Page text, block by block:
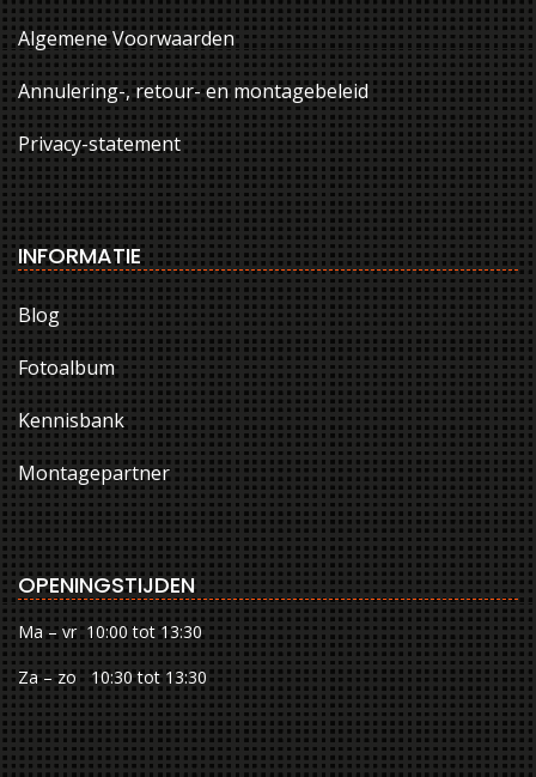
Algemene Voorwaarden
Annulering-, retour- en montagebeleid
Privacy-statement
INFORMATIE
Blog
Fotoalbum
Kennisbank
Montagepartner
OPENINGSTIJDEN
Ma – vr 10:00 tot 13:30
Za – zo 10:30 tot 13:30